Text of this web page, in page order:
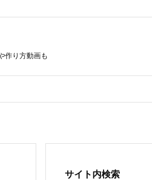
作り方動画も
サイト内検索